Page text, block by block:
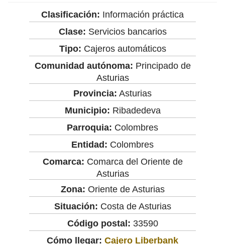
Clasificación: Información práctica
Clase: Servicios bancarios
Tipo: Cajeros automáticos
Comunidad autónoma: Principado de
Asturias
Provincia: Asturias
Municipio: Ribadedeva
Parroquia: Colombres
Entidad: Colombres
Comarca: Comarca del Oriente de
Asturias
Zona: Oriente de Asturias
Situación: Costa de Asturias
Código postal: 33590
Cómo llegar: Cajero Liberbank